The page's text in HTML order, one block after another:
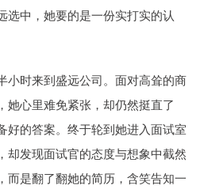
选中，她要的是一份实打实的认
小时来到盛远公司。面对高耸的商
她心里难免紧张，却仍然挺直了
好的答案。终于轮到她进入面试室
却发现面试官的态度与想象中截然
而是翻了翻她的简历，含笑告知一